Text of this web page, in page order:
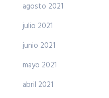
agosto 2021
julio 2021
junio 2021
mayo 2021
abril 2021